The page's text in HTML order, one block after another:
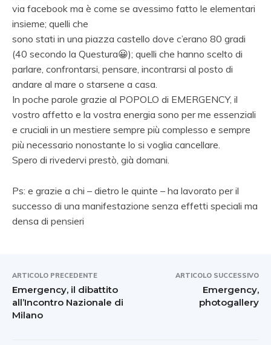
via facebook ma è come se avessimo fatto le elementari
insieme; quelli che
sono stati in una piazza castello dove c’erano 80 gradi
(40 secondo la Questura😀); quelli che hanno scelto di
parlare, confrontarsi, pensare, incontrarsi al posto di
andare al mare o starsene a casa.
In poche parole grazie al POPOLO di EMERGENCY, il
vostro affetto e la vostra energia sono per me essenziali
e cruciali in un mestiere sempre più complesso e sempre
più necessario nonostante lo si voglia cancellare.
Spero di rivedervi prestò, già domani.
Ps: e grazie a chi – dietro le quinte – ha lavorato per il
successo di una manifestazione senza effetti speciali ma
densa di pensieri
ARTICOLO PRECEDENTE
Emergency, il dibattito
all’Incontro Nazionale di
Milano
ARTICOLO SUCCESSIVO
Emergency,
photogallery